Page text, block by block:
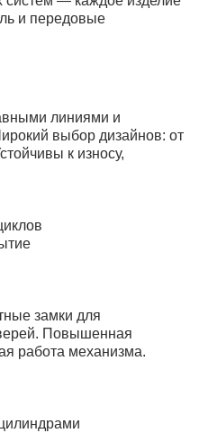
и передовые
линиями и
выбор дизайнов: от
к износу,
замки для
Повышенная
работа механизма.